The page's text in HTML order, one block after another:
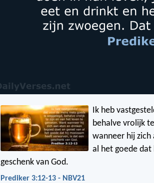
Ik heb
behalve vrolijk
wanneer hij zich
al het goede
geschenk van God.
Prediker 3:12-13 - NBV21